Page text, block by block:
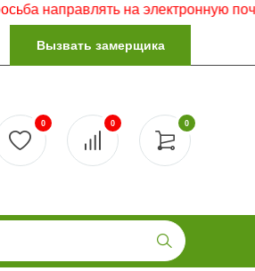
на электронную почту.
Вызвать замерщика
0
0 0